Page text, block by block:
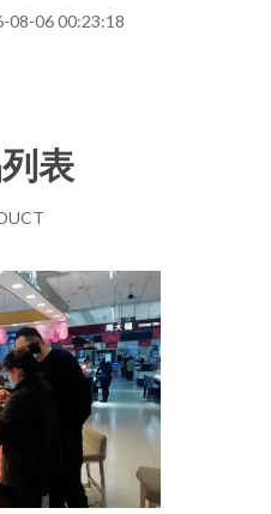
08-06 00:23:18
表